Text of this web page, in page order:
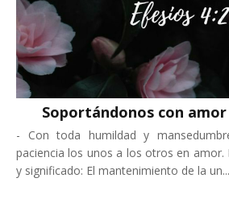
Soportándonos con amor
- Con toda humildad y
paciencia los unos a los otros en amor.
y significado: El mantenimiento de la un...